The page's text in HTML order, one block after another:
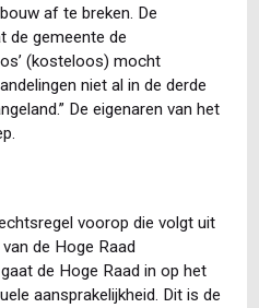
af te breken. De
de gemeente de
(kosteloos) mocht
niet al in de derde
De eigenaren van het
voorop die volgt uit
de Hoge Raad
de Hoge Raad in op het
aansprakelijkheid. Dit is de